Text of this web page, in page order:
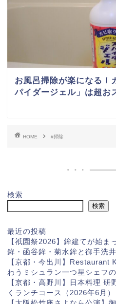
お風呂掃除が楽になる！
パイダージェル」は超お
HOME #掃除
検索
検索
最近の投稿
【祇園祭2026】鉾建てが始ま
鉾・函谷鉾・菊水鉾と御手洗井
【京都・今出川】Restaurant
わうミシュラン一つ星シェフ
【京都・高野川】日本料理
くランチコース（2026年6月）